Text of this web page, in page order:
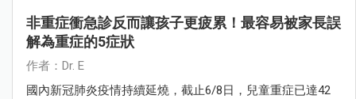
非重症衝急診反而讓孩子更疲累！最容易被家長誤
解為重症的5症狀
作者：Dr. E
國內新冠肺炎疫情持續延燒，截止6/8日，兒童重症已達42